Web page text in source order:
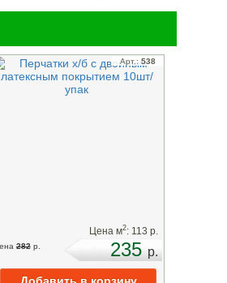
Арт.:538
Цена м2: 113 p.
282 p. 235p.